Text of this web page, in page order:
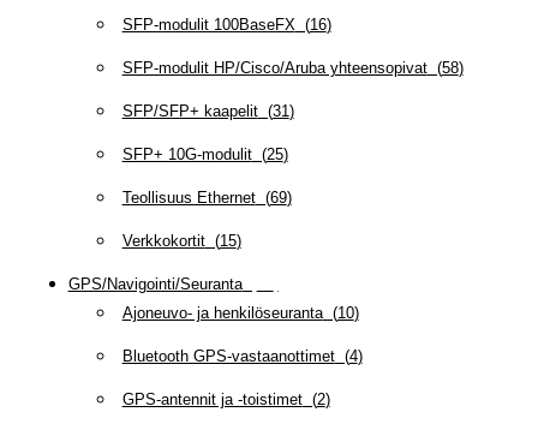
SFP-modulit 100BaseFX(16)
SFP-modulit HP/Cisco/Aruba yhteensopivat(58)
SFP/SFP+ kaapelit(31)
SFP+ 10G-modulit(25)
Teollisuus Ethernet(69)
Verkkokortit(15)
GPS/Navigointi/Seuranta(
Ajoneuvo- ja henkilöseuranta(10)
Bluetooth GPS-vastaanottimet(4)
GPS-antennit ja -toistimet(2)